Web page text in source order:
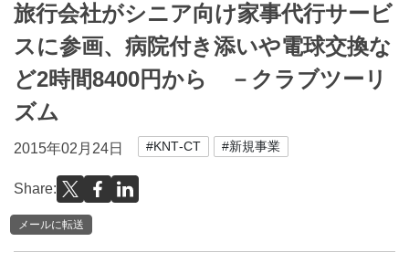
旅行会社がシニア向け家事代行サービ
スに参画、病院付き添いや電球交換な
ど2時間8400円から －クラブツーリ
ズム
2015年02月24日 #KNT‐CT #新規事業
Share:
メールに転送